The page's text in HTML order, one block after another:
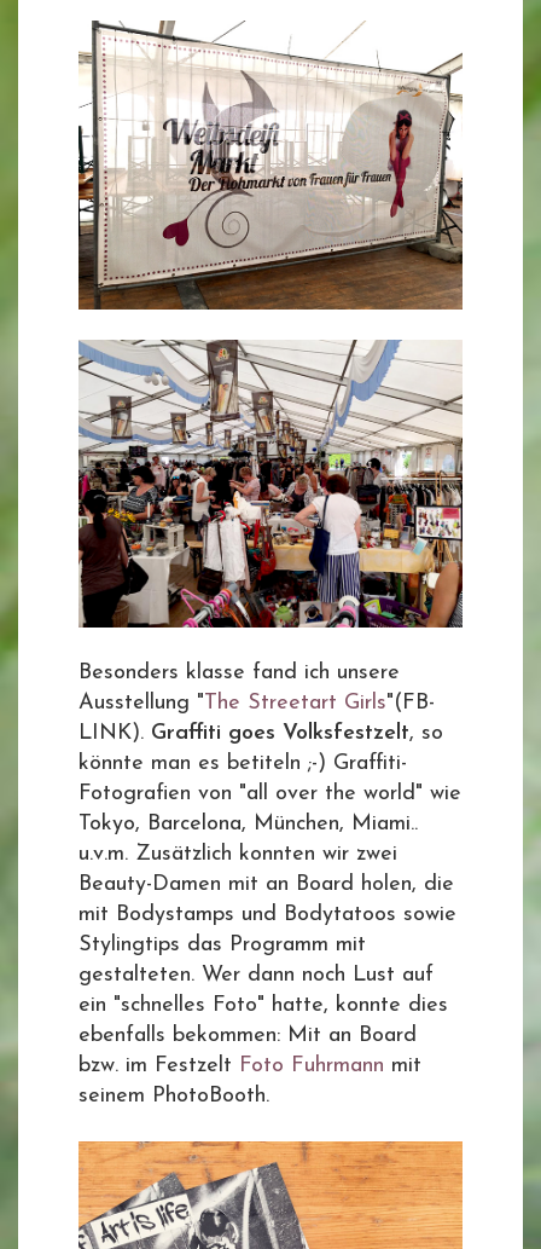
Besonders klasse fand ich unsere
Ausstellung "The Streetart Girls"(FB-
LINK). Graffiti goes Volksfestzelt, so
könnte man es betiteln ;-) Graffiti-
Fotografien von "all over the world" wie
Tokyo, Barcelona, München, Miami..
u.v.m. Zusätzlich konnten wir zwei
Beauty-Damen mit an Board holen, die
mit Bodystamps und Bodytatoos sowie
Stylingtips das Programm mit
gestalteten. Wer dann noch Lust auf
ein "schnelles Foto" hatte, konnte dies
ebenfalls bekommen: Mit an Board
bzw. im Festzelt Foto Fuhrmann mit
seinem PhotoBooth.